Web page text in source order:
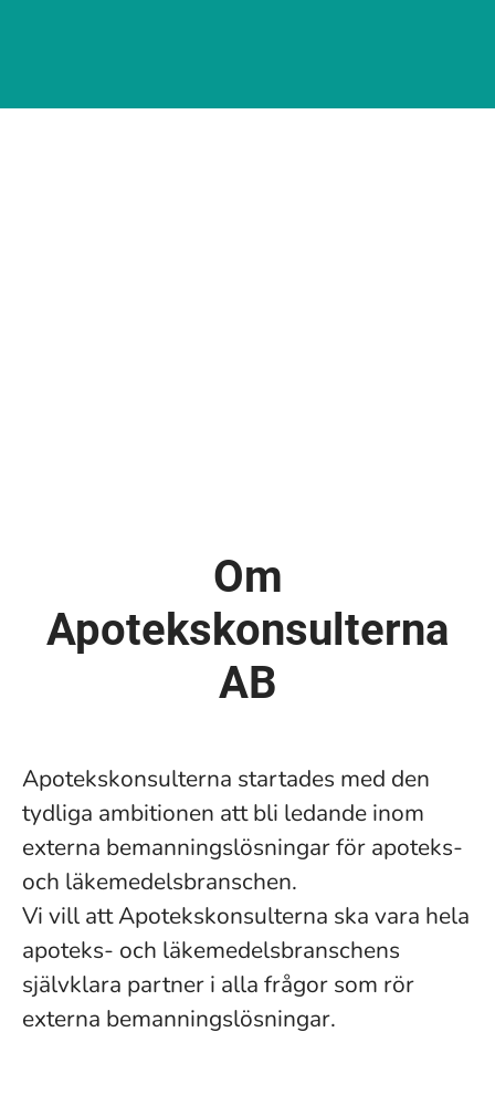
Om
Apotekskonsulterna
AB
Apotekskonsulterna startades med den
tydliga ambitionen att bli ledande inom
externa bemanningslösningar för apoteks-
och läkemedelsbranschen.
Vi vill att Apotekskonsulterna ska vara hela
apoteks- och läkemedelsbranschens
självklara partner i alla frågor som rör
externa bemanningslösningar.